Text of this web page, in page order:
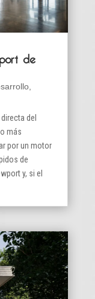
de
,
del
más
por un motor
de
y, si el